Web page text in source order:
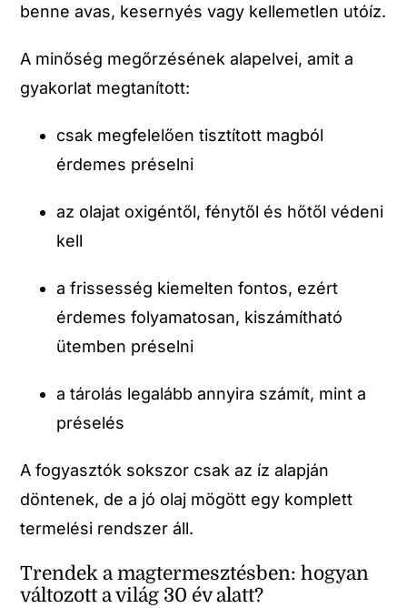
benne avas, kesernyés vagy kellemetlen utóíz.
A minőség megőrzésének alapelvei, amit a
gyakorlat megtanított:
csak megfelelően tisztított magból
érdemes préselni
az olajat oxigéntől, fénytől és hőtől védeni
kell
a frissesség kiemelten fontos, ezért
érdemes folyamatosan, kiszámítható
ütemben préselni
a tárolás legalább annyira számít, mint a
préselés
A fogyasztók sokszor csak az íz alapján
döntenek, de a jó olaj mögött egy komplett
termelési rendszer áll.
Trendek a magtermesztésben: hogyan
változott a világ 30 év alatt?